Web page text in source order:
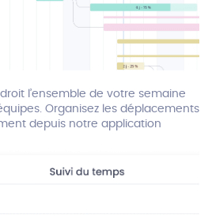
l’ensemble de votre semaine
Organisez les déplacements
depuis notre application